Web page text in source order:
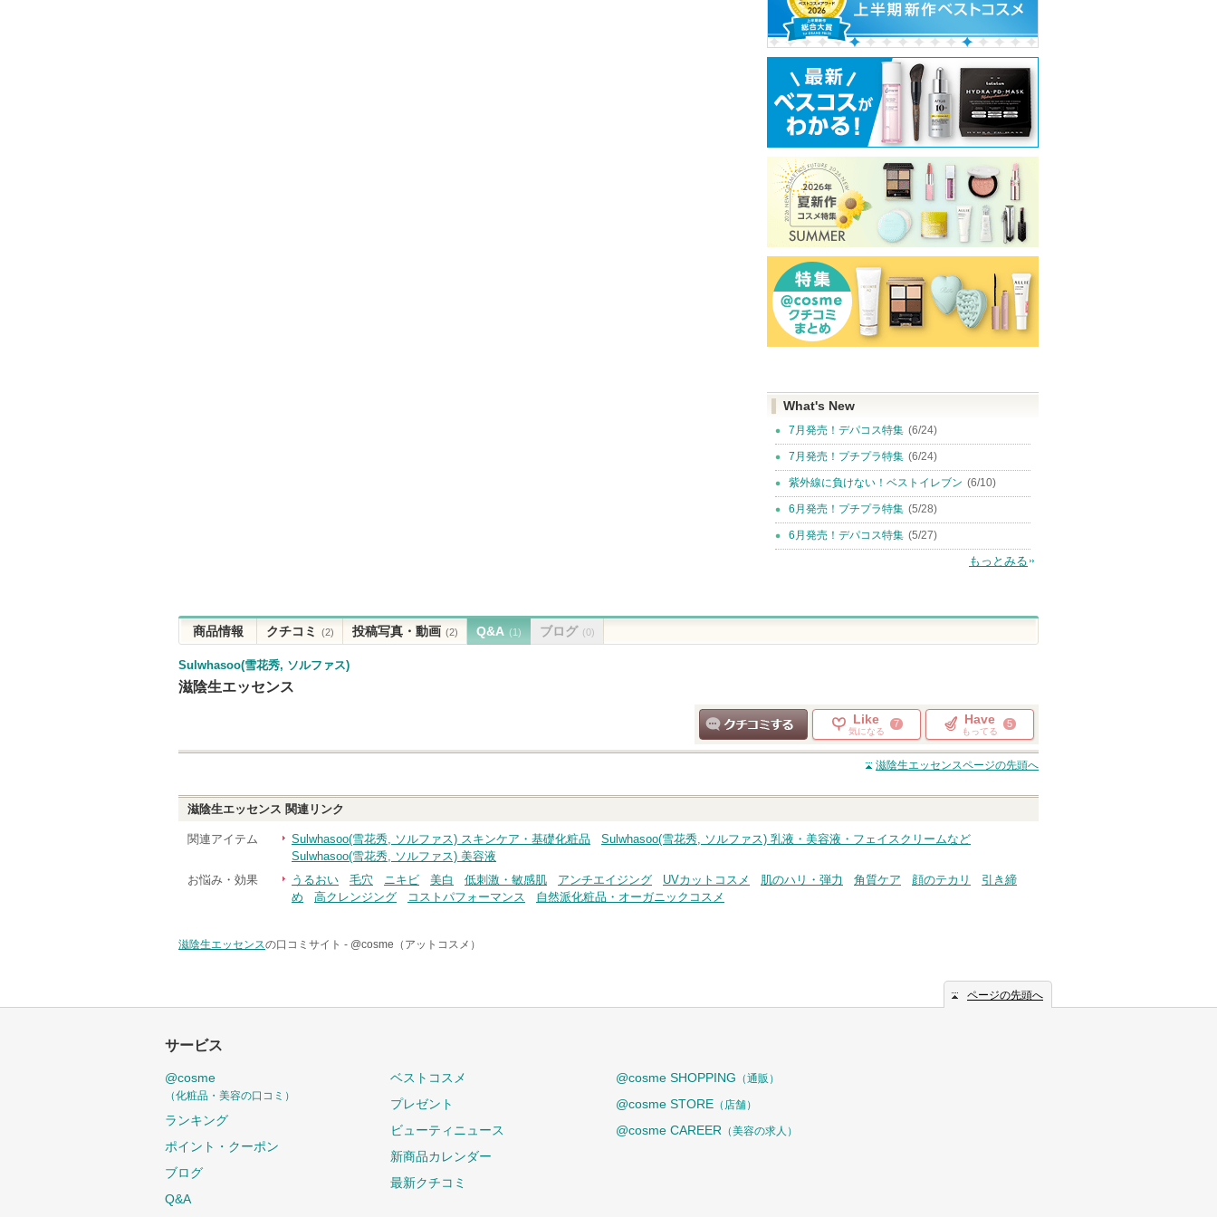
What's New
7月発売！デパコス特集 (6/24)
7月発売！プチプラ特集 (6/24)
紫外線に負けない！ベストイレブン (6/10)
6月発売！プチプラ特集 (5/28)
6月発売！デパコス特集 (5/27)
もっとみる
商品情報 クチコミ (2) 投稿写真・動画 (2) Q&A (1) ブログ (0)
Sulwhasoo(雪花秀, ソルファス)
滋陰生エッセンス
クチコミする
Like
気になる
7 Have
もってる
5
滋陰生エッセンスページの先頭へ
滋陰生エッセンス 関連リンク
関連アイテム Sulwhasoo(雪花秀, ソルファス) スキンケア・基礎化粧品
Sulwhasoo(雪花秀, ソルファス) 乳液・美容液・フェイスクリームなど
Sulwhasoo(雪花秀, ソルファス) 美容液
お悩み・効果
うるおい 毛穴 ニキビ 美白 低刺激・敏感肌 アンチエイジング UVカットコスメ 肌のハリ・弾力 角質ケア 顔のテカリ
引き締
め
高クレンジング コストパフォーマンス 自然派化粧品・オーガニックコスメ
滋陰生エッセンスの口コミサイト - @cosme（アットコスメ）
ページの先頭へ
サービス
@cosme
（化粧品・美容の口コミ）
ランキング
ポイント・クーポン
ブログ
Q&A
ベストコスメ
プレゼント
ビューティニュース
新商品カレンダー
最新クチコミ
@cosme SHOPPING （通販）
@cosme STORE （店舗）
@cosme CAREER （美容の求人）